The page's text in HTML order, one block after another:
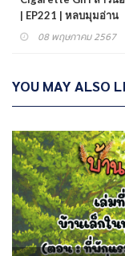
| EP221 | หลบมุมอ่าน
08 พฤษภาคม 2567
YOU MAY ALSO